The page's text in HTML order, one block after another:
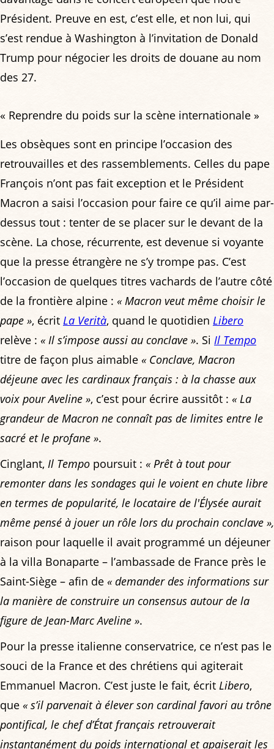
Président. Preuve en est, c’est elle, et non lui, qui
s’est rendue à Washington à l’invitation de Donald
Trump pour négocier les droits de douane au nom
des 27.
« Reprendre du poids sur la scène internationale »
Les obsèques sont en principe l’occasion des
retrouvailles et des rassemblements. Celles du pape
François n’ont pas fait exception et le Président
Macron a saisi l’occasion pour faire ce qu’il aime par-
dessus tout : tenter de se placer sur le devant de la
scène. La chose, récurrente, est devenue si voyante
que la presse étrangère ne s’y trompe pas. C’est
l’occasion de quelques titres vachards de l’autre côté
de la frontière alpine : « Macron veut même choisir le
pape », écrit La Verità, quand le quotidien Libero
relève : « Il s’impose aussi au conclave ». Si Il Tempo
titre de façon plus aimable « Conclave, Macron
déjeune avec les cardinaux français : à la chasse aux
voix pour Aveline », c’est pour écrire aussitôt : « La
grandeur de Macron ne connaît pas de limites entre le
sacré et le profane ».
Cinglant, Il Tempo poursuit : « Prêt à tout pour
remonter dans les sondages qui le voient en chute libre
en termes de popularité, le locataire de l'Élysée aurait
même pensé à jouer un rôle lors du prochain conclave »,
raison pour laquelle il avait programmé un déjeuner
à la villa Bonaparte – l’ambassade de France près le
Saint-Siège – afin de « demander des informations sur
la manière de construire un consensus autour de la
figure de Jean-Marc Aveline ».
Pour la presse italienne conservatrice, ce n’est pas le
souci de la France et des chrétiens qui agiterait
Emmanuel Macron. C’est juste le fait, écrit Libero,
que « s’il parvenait à élever son cardinal favori au trône
pontifical, le chef d’État français retrouverait
instantanément du poids international et apaiserait les